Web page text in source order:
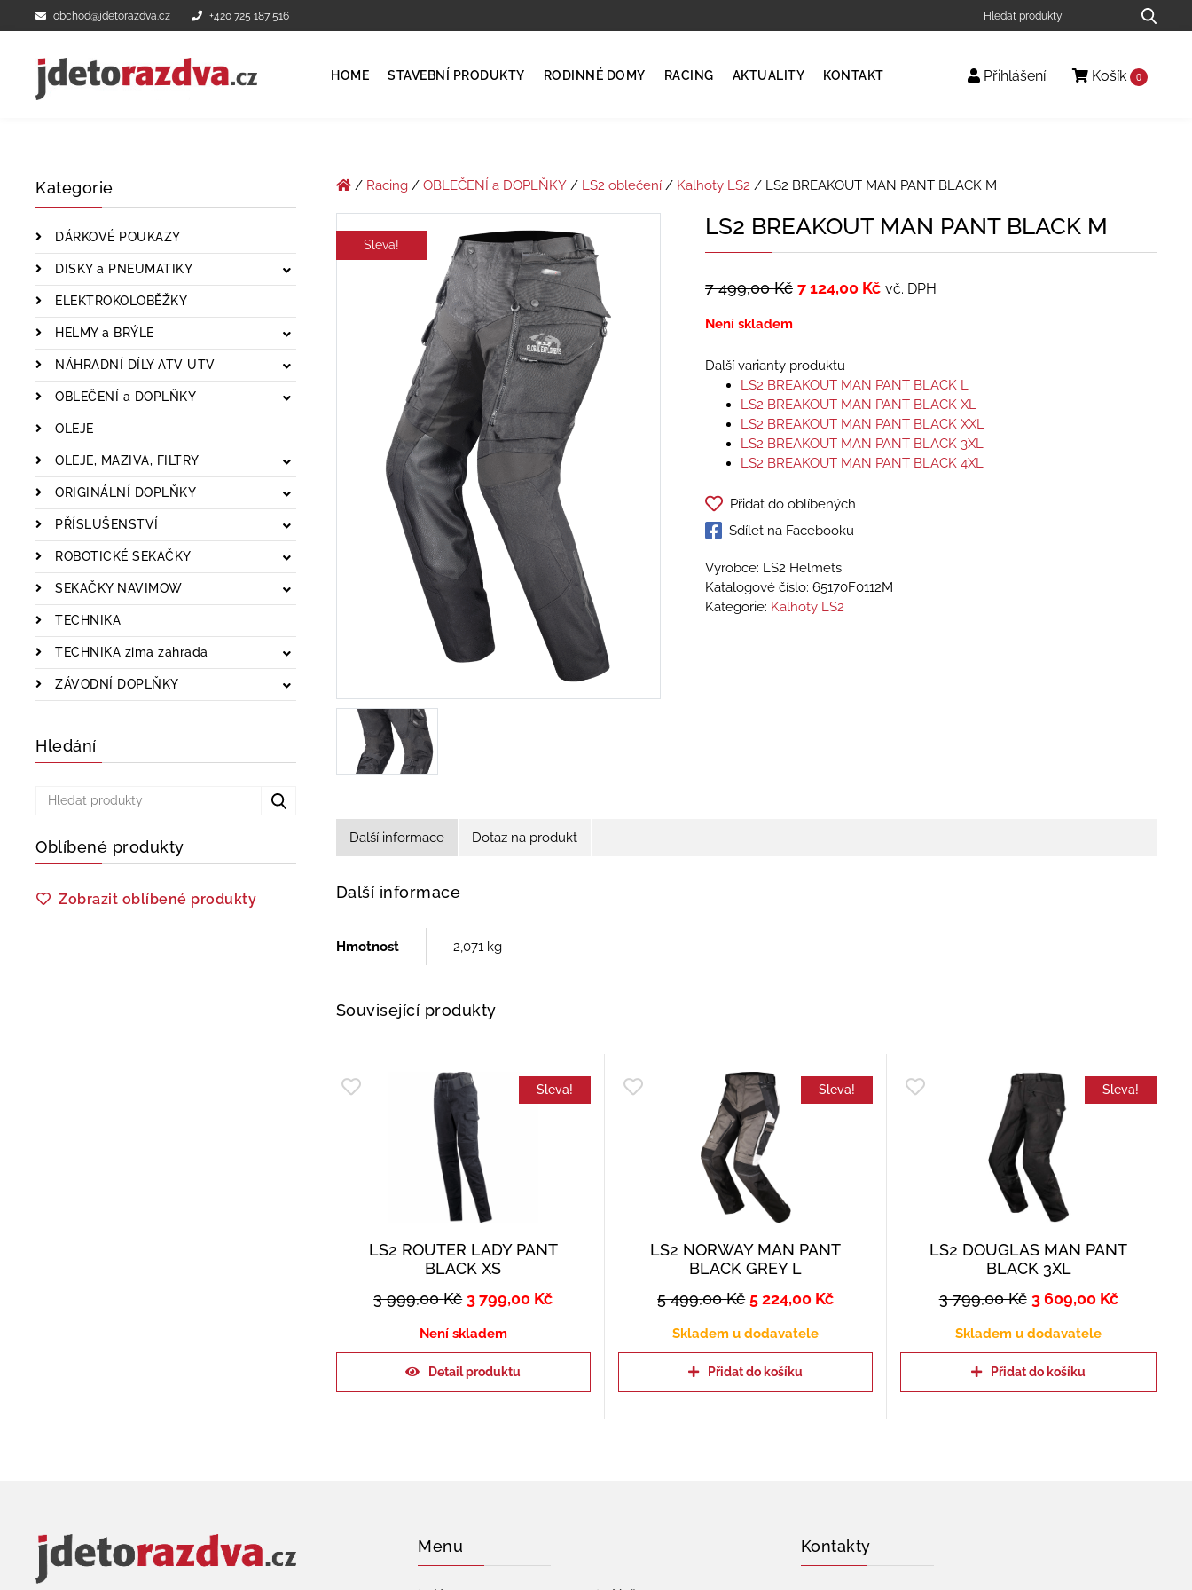
obchod@jdetorazdva.cz +420 725 187 516
HOME STAVEBNÍ PRODUKTY RODINNÉ DOMY RACING AKTUALITY KONTAKT Přihlášení Košík 0
Kategorie
DÁRKOVÉ POUKAZY
DISKY a PNEUMATIKY
ELEKTROKOLOBĚŽKY
HELMY a BRÝLE
NÁHRADNÍ DÍLY ATV UTV
OBLEČENÍ a DOPLŇKY
OLEJE
OLEJE, MAZIVA, FILTRY
ORIGINÁLNÍ DOPLŇKY
PŘÍSLUŠENSTVÍ
ROBOTICKÉ SEKAČKY
SEKAČKY NAVIMOW
TECHNIKA
TECHNIKA zima zahrada
ZÁVODNÍ DOPLŇKY
Hledání
Oblíbené produkty
Zobrazit oblíbené produkty
/ Racing/ OBLEČENÍ a DOPLŇKY/ LS2 oblečení/ Kalhoty LS2 / LS2 BREAKOUT MAN PANT BLACK M
Sleva!
LS2 BREAKOUT MAN PANT BLACK M
7 499,00Kč 7 124,00 Kč vč. DPH
Není skladem
Další varianty produktu
LS2 BREAKOUT MAN PANT BLACK L
LS2 BREAKOUT MAN PANT BLACK XL
LS2 BREAKOUT MAN PANT BLACK XXL
LS2 BREAKOUT MAN PANT BLACK 3XL
LS2 BREAKOUT MAN PANT BLACK 4XL
Přidat do oblíbených
Sdílet na Facebooku
Výrobce: LS2 Helmets
Katalogové číslo: 65170F0112M
Kategorie: Kalhoty LS2
Další informace Dotaz na produkt
Další informace
Hmotnost 2,071 kg
Související produkty
Sleva!
LS2 ROUTER LADY PANT
BLACK XS
3 999,00Kč 3 799,00 Kč
Není skladem
Detail produktu
Sleva!
LS2 NORWAY MAN PANT
BLACK GREY L
5 499,00Kč 5 224,00 Kč
Skladem u dodavatele
Přidat do košíku
Sleva!
LS2 DOUGLAS MAN PANT
BLACK 3XL
3 799,00Kč 3 609,00 Kč
Skladem u dodavatele
Přidat do košíku
Menu Kontakty